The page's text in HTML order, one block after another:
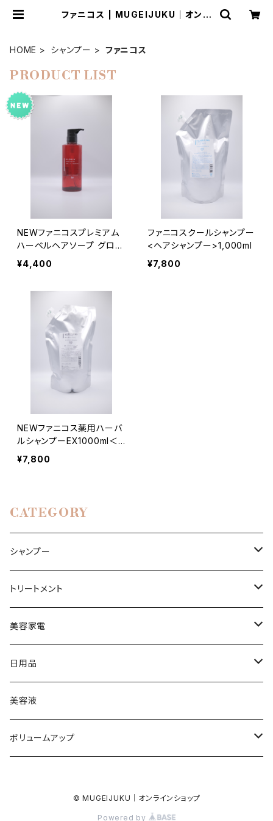
ファニコス | MUGEIJUKU｜オンラ
HOME シャンプー ファニコス
PRODUCT LIST
NEWファニコスプレミアム
ハーベルヘアソープ グロッ
シー５００ml
¥4,400
ファニコスクールシャンプー
<ヘアシャンプー>1,000ml
¥7,800
NEWファニコス薬用ハーバ
ルシャンプーEX1000ml＜
医薬部外品＞
¥7,800
CATEGORY
シャンプー
ファニコス
ボリュームアップ
トリートメント
ファニコス
ボリュームアップ
美容家電
美顔器
ドライヤー
日用品
タオル
ファニコス
美容液
ボリュームアップ
© MUGEIJUKU｜オンラインショップ
Powered by